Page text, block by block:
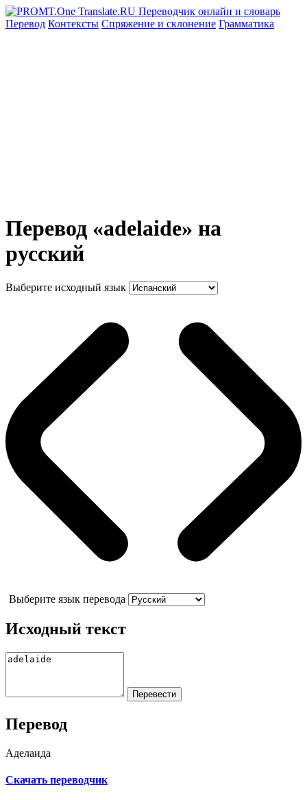
Перевод Контексты Спряжение и склонение Грамматика
Перевод «adelaide» на
русский
Выберите исходный язык
Выберите язык перевода
Исходный текст
Перевод
Аделаида
Скачать переводчик